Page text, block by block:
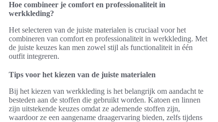
Hoe combineer je comfort en professionaliteit in
werkkleding?
Het selecteren van de juiste materialen is cruciaal voor het
combineren van comfort en professionaliteit in werkkleding. Met
de juiste keuzes kan men zowel stijl als functionaliteit in één
outfit integreren.
Tips voor het kiezen van de juiste materialen
Bij het kiezen van werkkleding is het belangrijk om aandacht te
besteden aan de stoffen die gebruikt worden. Katoen en linnen
zijn uitstekende keuzes omdat ze ademende stoffen zijn,
waardoor ze een aangename draagervaring bieden, zelfs tijdens